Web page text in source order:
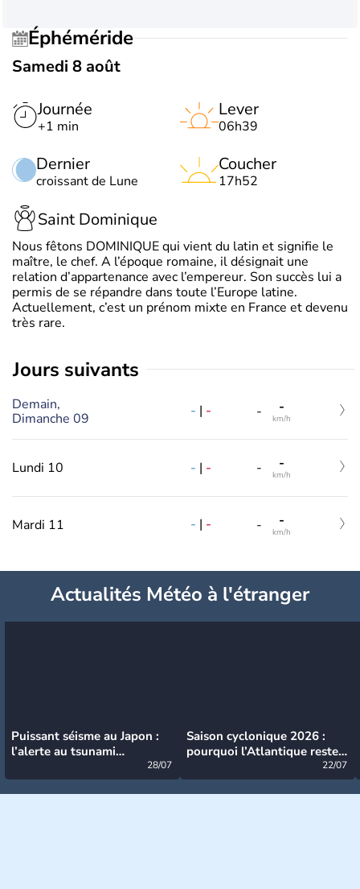
Éphéméride
Samedi 8 août
Journée
+1 min
Dernier
croissant de Lune
Lever
06h39
Coucher
17h52
Saint Dominique
Nous fêtons DOMINIQUE qui vient du latin et signifie le
maître, le chef. A l’époque romaine, il désignait une
relation d’appartenance avec l’empereur. Son succès lui a
permis de se répandre dans toute l’Europe latine.
Actuellement, c’est un prénom mixte en France et devenu
très rare.
jours suivants
Demain,
Dimanche 09
- | - - -
km/h
Lundi 10 - | - - -
km/h
Mardi 11 - | - - -
km/h
Actualités Météo à l'étranger
Puissant séisme au Japon :
l’alerte au tsunami
28/07
Saison cyclonique 2026 :
pourquoi l’Atlantique reste
22/07